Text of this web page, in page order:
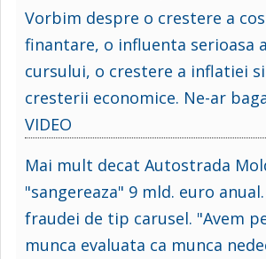
Vorbim despre o crestere a
finantare, o influenta serioasa
cursului, o crestere a inflatiei
cresterii economice. Ne-ar
VIDEO
Mai mult decat Autostrada
"sangereaza" 9 mld. euro
fraudei de tip carusel. "Avem
munca evaluata ca munca